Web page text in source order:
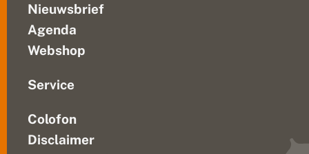
Nieuwsbrief
Agenda
Webshop
Service
Colofon
Disclaimer